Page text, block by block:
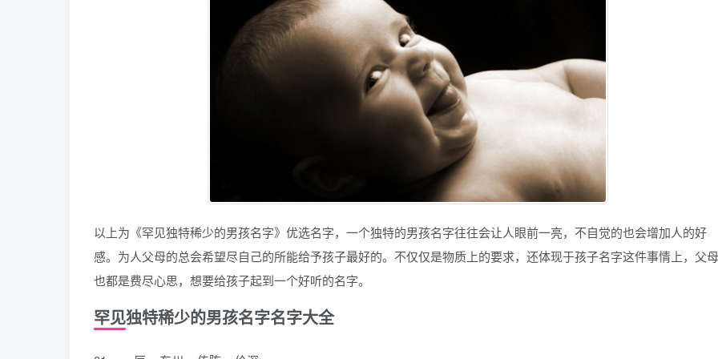
以上为《罕见独特稀少的男孩名字》优选名字，一个独特的男孩名字往往会让人眼前一亮，不自觉的也会增加人的好
感。为人父母的总会希望尽自己的所能给予孩子最好的。不仅仅是物质上的要求，还体现于孩子名字这件事情上，父母
也都是费尽心思，想要给孩子起到一个好听的名字。
罕见独特稀少的男孩名字名字大全